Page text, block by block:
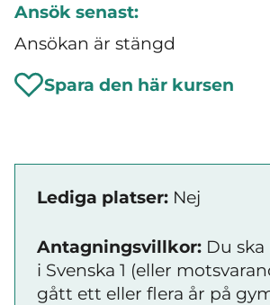
Ansök senast:
Ansökan är stängd
Spara den här kursen
Lediga platser: Nej
Antagningsvillkor: Du
i Svenska 1 (eller
gått ett eller flera år på